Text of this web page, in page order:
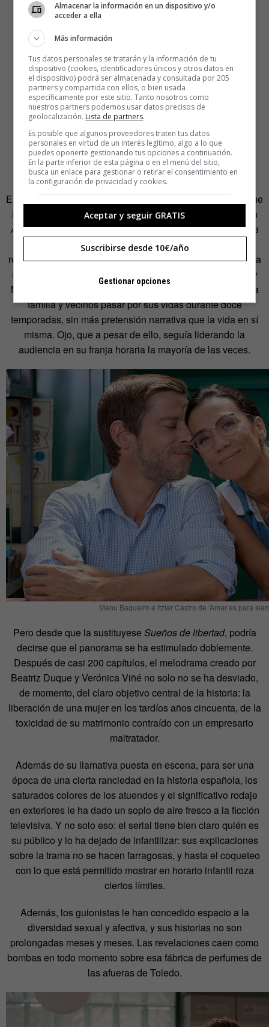
El despistado viaje de la
heroína
Escribir a semejante escala sería una locura para series que
llegan a alcanzar el millar de capítulos, como sucedió con
Amar es para siempre. Son los datos de audiencia los que
demarcan el destino de una producción, y ello llega a
resentirse en las estiradas tramas. Dando por hecho que ya
no habría un viaje claro del héroe, los queridos Manolita y
Marcelino (Itziar Miranda y Manu Baqueiro) veían a toda la
familia y vecinos pasar por sus vidas durante doce
temporadas, sin más pretensión narrativa que la vida en sí
misma. Ojo, que a pesar de ello, seguía liderando la
audiencia en su franja horaria la mayoría de las veces.
Manu Baqueiro e Itziar Castro de ‘Amar es para
Pero desde que la sustituyese Sueños de libertad, podría
decirse que el panorama se ha estimulado doblemente.
Después de casi 200 capítulos, el melodrama creado por
Beatriz Duque y Verónica Viñé no solo no se ha desviado,
de momento, del claro objetivo central de la historia: la
liberación de una mujer en los tardíos años cincuenta, de la
toxicidad de su matrimonio contraído con un empresario
maltratador.
Además de su llamativa puesta en escena, para ser una
época de una cierta ranciedad en la historia española, los
saturados colores de los atuendos y el significativo rodaje
en exteriores le ha dado un soplo de aire fresco a la ficción
televisiva. Y no solo eso: el serial tiene bien claro quién es
su público y lo ha dejado de infantilizar: sus explicaciones
sobre la trama no se hacen farragosas, y hasta el coqueteo
con lo que está permitido mostrar en horario infantil roza
ciertos límites.
Además, los guionistas le han concedido espacio a la
diversidad sexual y afectiva, y sus historias no son
prolongadas meses y meses. Las revelaciones caen como
bombas en todo momento sobre esa fábrica de perfumes de
las afueras de Toledo.
Almacenar la información en un dispositivo y/o
acceder a ella
Más información
Tus datos personales se tratarán y la información de tu
dispositivo (cookies, identificadores únicos y otros datos en
el dispositivo) podrá ser almacenada y consultada por 205
partners y compartida con ellos, o bien usada
específicamente por este sitio. Tanto nosotros como
nuestros partners podemos usar datos precisos de
geolocalización. Lista de partners.
Es posible que algunos proveedores traten tus datos
personales en virtud de un interés legítimo, algo a lo que
puedes oponerte gestionando tus opciones a continuación.
En la parte inferior de esta página o en el menú del sitio,
busca un enlace para gestionar o retirar el consentimiento en
la configuración de privacidad y cookies.
Aceptar y seguir GRATIS
Suscribirse desde 10€/año
Gestionar opciones